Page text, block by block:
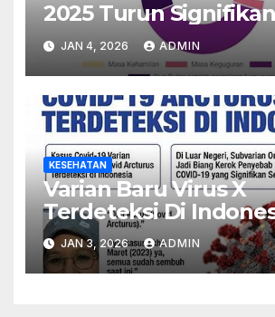
2025 Turun
Program Nasional
Sukses
JAN 4, 2026 ADMIN
KESEHATAN
Varian Baru Virus X
Terdeteksi Di
Kemenkes Imbau
Waspada
JAN 3, 2026 ADMIN